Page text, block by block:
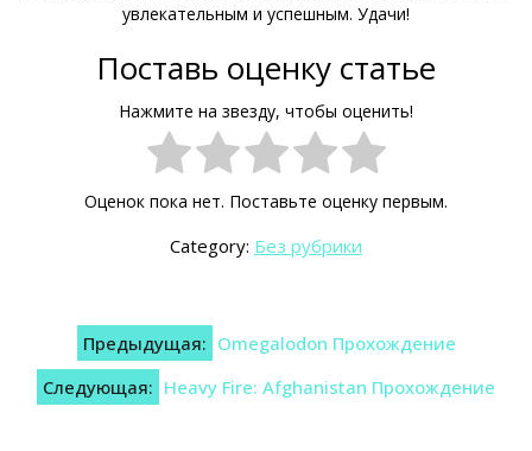
увлекательным и успешным. Удачи!
Поставь оценку статье
Нажмите на звезду, чтобы оценить!
Оценок пока нет. Поставьте оценку первым.
Category: Без рубрики
Навигация
по
записям
Предыдущая: Omegalodon Прохождение
Следующая: Heavy Fire: Afghanistan Прохождение